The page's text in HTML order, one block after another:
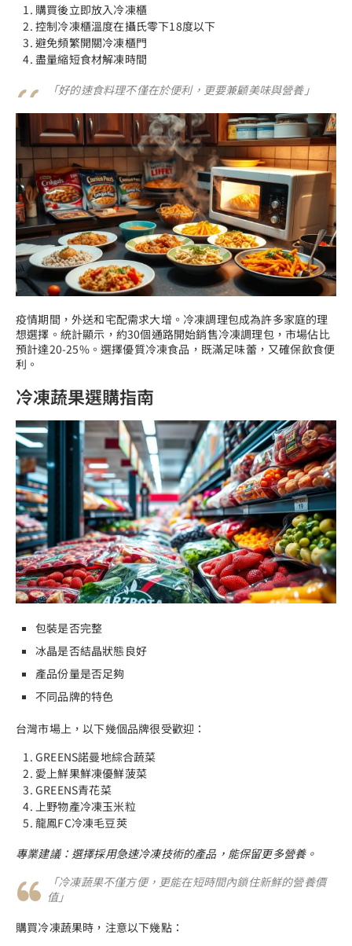
購買後立即放入冷凍櫃
控制冷凍櫃溫度在攝氏零下18度以下
避免頻繁開關冷凍櫃門
盡量縮短食材解凍時間
「好的速食料理不僅在於便利，更要兼顧美味與營養」
疫情期間，外送和宅配需求大增。冷凍調理包成為許多家庭的理
想選擇。統計顯示，約30個通路開始銷售冷凍調理包，市場佔比
預計達20-25%。選擇優質冷凍食品，既滿足味蕾，又確保飲食便
利。
冷凍蔬果選購指南
包裝是否完整
冰晶是否結晶狀態良好
產品份量是否足夠
不同品牌的特色
台灣市場上，以下幾個品牌很受歡迎：
GREENS諾曼地綜合蔬菜
愛上鮮果鮮凍優鮮菠菜
GREENS青花菜
上野物產冷凍玉米粒
龍鳳FC冷凍毛豆莢
專業建議：選擇採用急速冷凍技術的產品，能保留更多營養。
「冷凍蔬果不僅方便，更能在短時間內鎖住新鮮的營養價
值」
購買冷凍蔬果時，注意以下幾點：